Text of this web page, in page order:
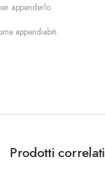
appenderlo
appendiabiti
Prodotti correlati